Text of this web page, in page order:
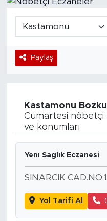
Paylaş
Kastamonu
Cumartesi
ve konumları
Yenı Saglık Eczanesi
SINARCIK
Yol Tarifi Al
Sağlık
Ekonomi
Sanat
Bölge
Teknoloji
Magazin
Tüm Manşetler
Son Dakika